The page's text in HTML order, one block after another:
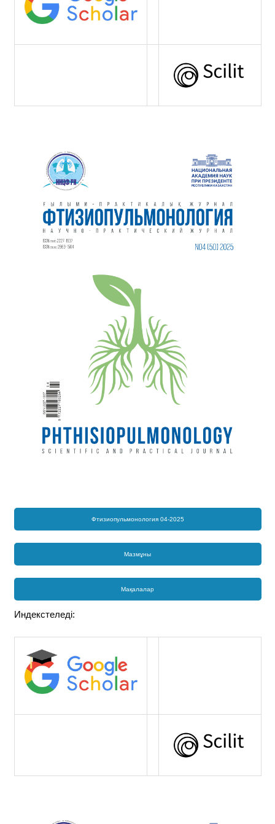
Фтизиопульмонология 04-2025
Мазмұны
Мақалалар
Индекстеледі: